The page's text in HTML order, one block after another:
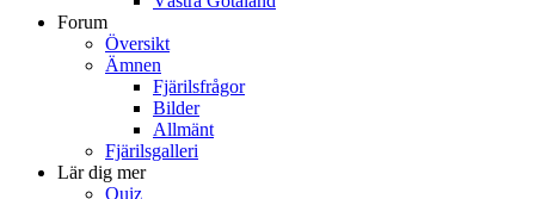
Forum
Översikt
Ämnen
Fjärilsfrågor
Bilder
Allmänt
Fjärilsgalleri
Lär dig mer
Quiz